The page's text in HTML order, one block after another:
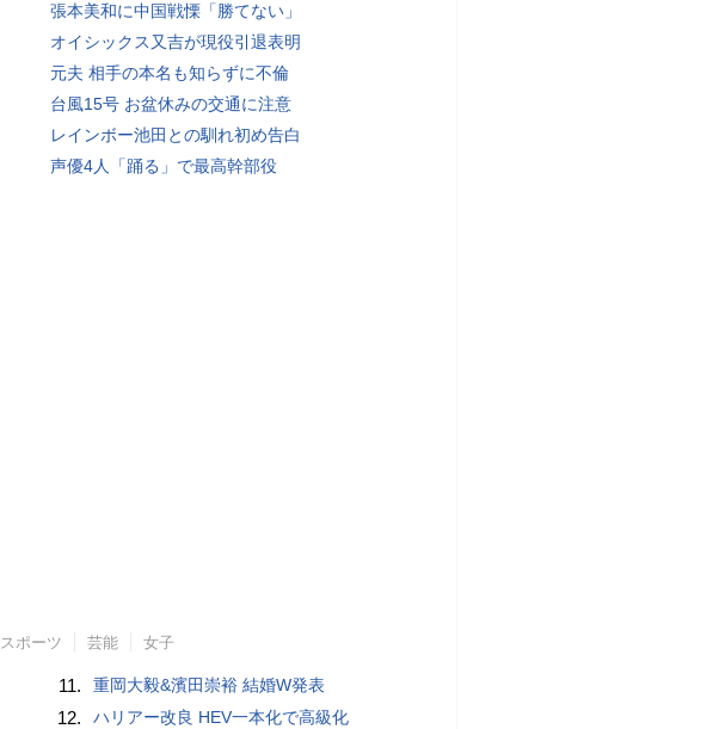
張本美和に中国戦慄「勝てない」
オイシックス又吉が現役引退表明
元夫 相手の本名も知らずに不倫
台風15号 お盆休みの交通に注意
レインボー池田との馴れ初め告白
声優4人「踊る」で最高幹部役
スポーツ 芸能 女子
11. 重岡大毅&濱田崇裕 結婚W発表
12. ハリアー改良 HEV一本化で高級化